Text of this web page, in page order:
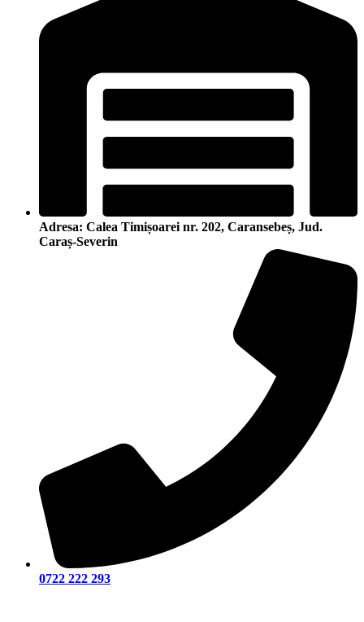
Adresa: Calea Timișoarei nr. 202, Caransebeș, Jud.
Caraș-Severin
0722 222 293